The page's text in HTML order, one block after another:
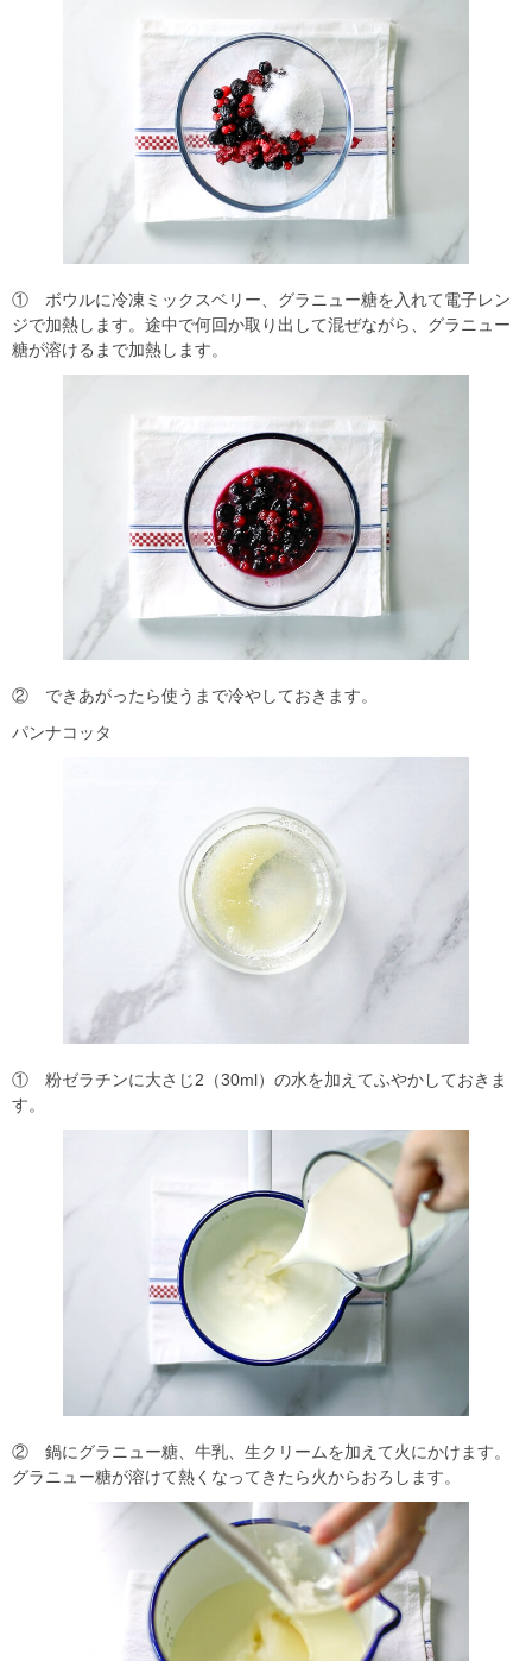
① ボウルに冷凍ミックスベリー、グラニュー糖を入れて電子レン
ジで加熱します。途中で何回か取り出して混ぜながら、グラニュー
糖が溶けるまで加熱します。
② できあがったら使うまで冷やしておきます。
パンナコッタ
① 粉ゼラチンに大さじ2（30ml）の水を加えてふやかしておきま
す。
② 鍋にグラニュー糖、牛乳、生クリームを加えて火にかけます。
グラニュー糖が溶けて熱くなってきたら火からおろします。